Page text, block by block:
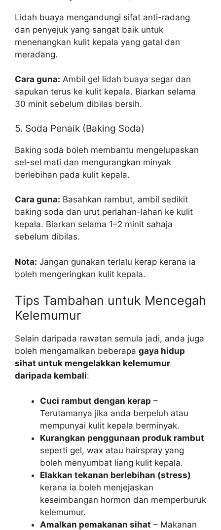
Lidah buaya mengandungi sifat anti-radang
dan penyejuk yang sangat baik untuk
menenangkan kulit kepala yang gatal dan
meradang.
Cara guna: Ambil gel lidah buaya segar dan
sapukan terus ke kulit kepala. Biarkan selama
30 minit sebelum dibilas bersih.
5. Soda Penaik (Baking Soda)
Baking soda boleh membantu mengelupaskan
sel-sel mati dan mengurangkan minyak
berlebihan pada kulit kepala.
Cara guna: Basahkan rambut, ambil sedikit
baking soda dan urut perlahan-lahan ke kulit
kepala. Biarkan selama 1–2 minit sahaja
sebelum dibilas.
Nota: Jangan gunakan terlalu kerap kerana ia
boleh mengeringkan kulit kepala.
Tips Tambahan untuk Mencegah
Kelemumur
Selain daripada rawatan semula jadi, anda juga
boleh mengamalkan beberapa gaya hidup
sihat untuk mengelakkan kelemumur
daripada kembali:
Cuci rambut dengan kerap –
Terutamanya jika anda berpeluh atau
mempunyai kulit kepala berminyak.
Kurangkan penggunaan produk rambut
seperti gel, wax atau hairspray yang
boleh menyumbat liang kulit kepala.
Elakkan tekanan berlebihan (stress)
kerana ia boleh menjejaskan
keseimbangan hormon dan memperburuk
kelemumur.
Amalkan pemakanan sihat – Makanan